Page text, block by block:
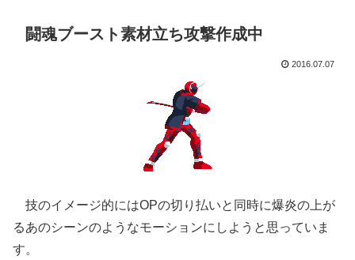
闘魂ブースト素材立ち攻撃作成中
2016.07.07
技のイメージ的にはOPの切り払いと同時に爆炎の上が
るあのシーンのようなモーションにしようと思っていま
す。